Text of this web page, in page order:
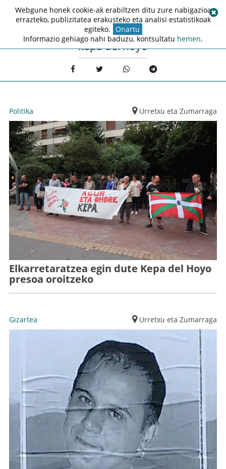
kepa del hoyo
Politika Urretxu eta Zumarraga
Elkarretaratzea egin dute Kepa del Hoyo
presoa oroitzeko
Gizartea Urretxu eta Zumarraga
Webgune honek cookie-ak erabiltzen ditu zure nabigazioa
errazteko, publizitatea erakusteko eta analisi estatistikoak
egiteko. Onartu
Informazio gehiago nahi baduzu, kontsultatu hemen.